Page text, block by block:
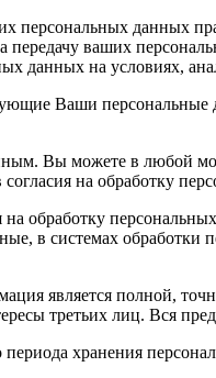
персональных данных
передачу ваших
данных на условиях,
Ваши
Вы можете в любой
на обработку
обработку
в системах
является полной,
третьих лиц. Вся
периода хранения